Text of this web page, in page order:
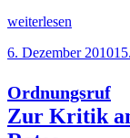
„Ist
Euro
Ende?
Banken
und
weiterlesen
Veröffentlicht
6. Dezember 2010
Ordnungsruf
Zur Kritik an